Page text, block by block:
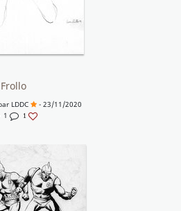
LDDC
- 23/11/2020
1 1